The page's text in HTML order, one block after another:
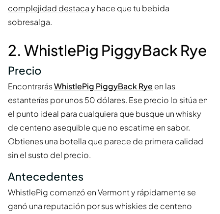
complejidad destacay hace que tu bebida
sobresalga.
2. WhistlePig PiggyBack Rye
Precio
EncontrarásWhistlePig PiggyBack Rye en las
estanterías por unos 50 dólares. Ese precio lo sitúa en
el punto ideal para cualquiera que busque un whisky
de centeno asequible que no escatime en sabor.
Obtienes una botella que parece de primera calidad
sin el susto del precio.
Antecedentes
WhistlePig comenzó en Vermont y rápidamente se
ganó una reputación por sus whiskies de centeno